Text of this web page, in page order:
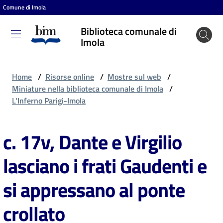
Vai al contenuto
Vai alla navigazione
Vai al footer
Comune di Imola
Biblioteca comunale di
Imola
Biblioteca
comunale
Cosa
puoi
fare
Scopri
Home / Risorse online / Mostre sul web /
Miniature nella biblioteca comunale di Imola /
L'Inferno Parigi-Imola
c. 17v, Dante e Virgilio
lasciano i frati Gaudenti e
si appressano al ponte
crollato